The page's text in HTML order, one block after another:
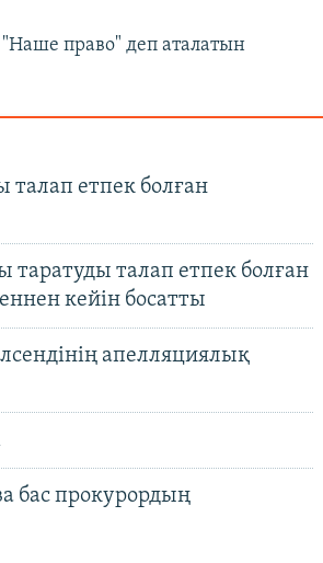
право" деп аталатын
талап етпек болған
таратуды талап етпек болған
кейін босатты
апелляциялық
бас прокурордың